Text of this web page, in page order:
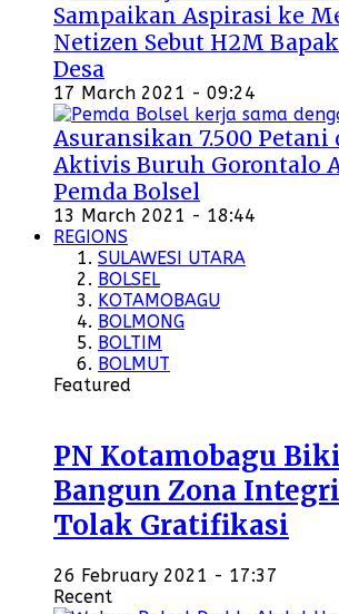
Sampaikan Aspirasi ke
Netizen Sebut H2M
Desa
17 March 2021 - 09:24
Asuransikan 7.500 Petani
Aktivis Buruh Gorontalo
Pemda Bolsel
13 March 2021 - 18:44
REGIONS
SULAWESI UTARA
BOLSEL
KOTAMOBAGU
BOLMONG
BOLTIM
BOLMUT
Featured
PN Kotamobagu
Bangun Zona
Tolak Gratifikasi
26 February 2021 - 17:37
Recent